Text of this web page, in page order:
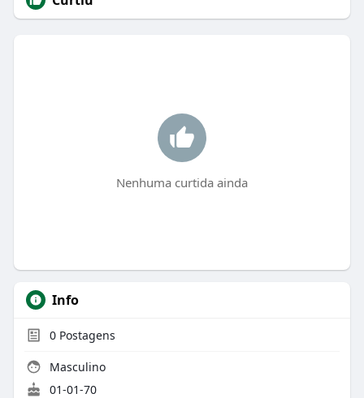
Nenhuma curtida ainda
Info
0Postagens
Masculino
01-01-70